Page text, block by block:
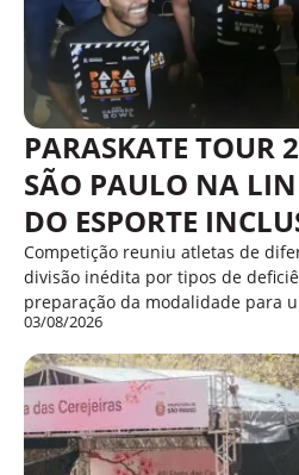
PARASKATE TOUR
SÃO PAULO NA
DO ESPORTE
Competição reuniu atletas de
divisão inédita por tipos de
preparação da modalidade para
03/08/2026